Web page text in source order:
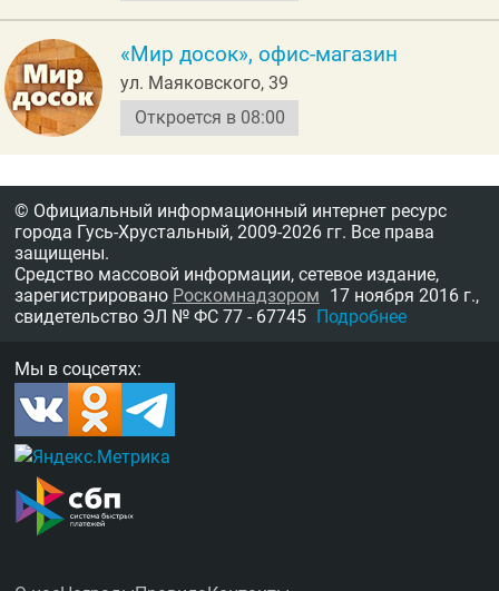
«Мир досок», офис-магазин
ул. Маяковского, 39
Откроется в 08:00
© Официальный информационный интернет ресурс
города Гусь-Хрустальный, 2009-2026 гг. Все права
защищены.
Средство массовой информации, сетевое издание,
зарегистрировано Роскомнадзором 17 ноября 2016 г.,
свидетельство ЭЛ № ФС 77 - 67745 Подробнее
Мы в соцсетях: